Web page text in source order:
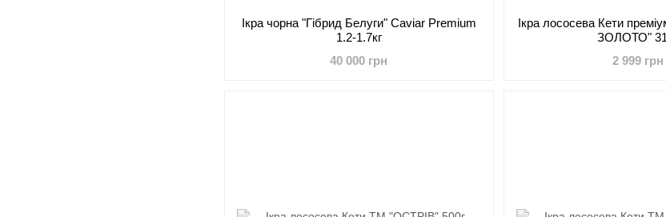
Ікра чорна "Гібрид Белуги" Caviar Premium
1.2-1.7кг
40 000 грн
Ікра лососева Кети
ЗОЛОТО"
2 999 грн